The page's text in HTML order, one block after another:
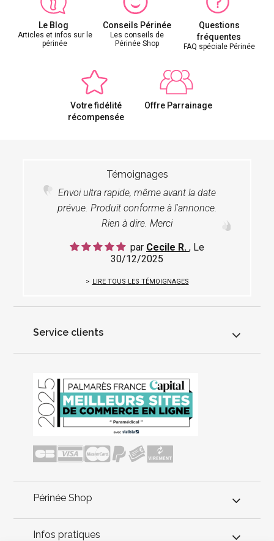
Le Blog
Articles et infos sur le
périnée
Conseils Périnée
Les conseils de
Périnée Shop
Questions
fréquentes
FAQ spéciale Périnée
Votre fidélité
récompensée
Offre Parrainage
Témoignages
Envoi ultra rapide, même avant la date
prévue. Produit conforme à l'annonce.
Rien à dire. Merci
par Cecile R. , Le
30/12/2025
LIRE TOUS LES TÉMOIGNAGES
Service clients
Périnée Shop
Infos pratiques